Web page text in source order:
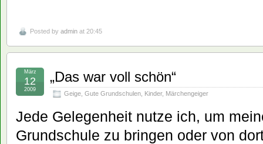
Posted by admin at 20:45
„Das war voll schön“
Geige Gute Grundschulen Kinder, Märchengeiger
März
12
2009
Jede Gelegenheit nutze ich, um
Grundschule zu bringen oder von